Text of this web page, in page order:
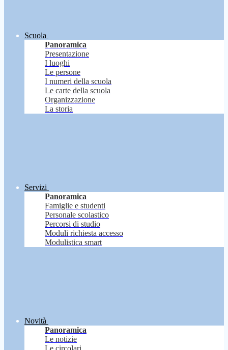
Scuola
Panoramica
Presentazione
I luoghi
Le persone
I numeri della scuola
Le carte della scuola
Organizzazione
La storia
Servizi
Panoramica
Famiglie e studenti
Personale scolastico
Percorsi di studio
Moduli richiesta accesso
Modulistica smart
Novità
Panoramica
Le notizie